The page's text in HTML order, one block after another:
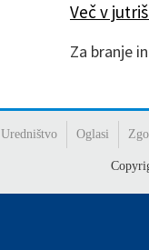
Več v
Za branje
Uredništvo Oglasi